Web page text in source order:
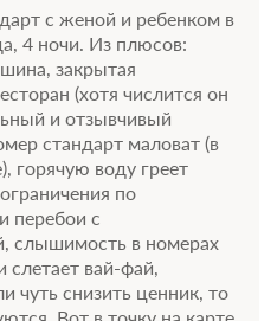
с женой и ребенком в
4 ночи. Из плюсов:
закрытая
(хотя числится он
и отзывчивый
стандарт маловат (в
горячую воду греет
по
перебои с
слышимость в номерах
слетает вай-фай,
чуть снизить ценник, то